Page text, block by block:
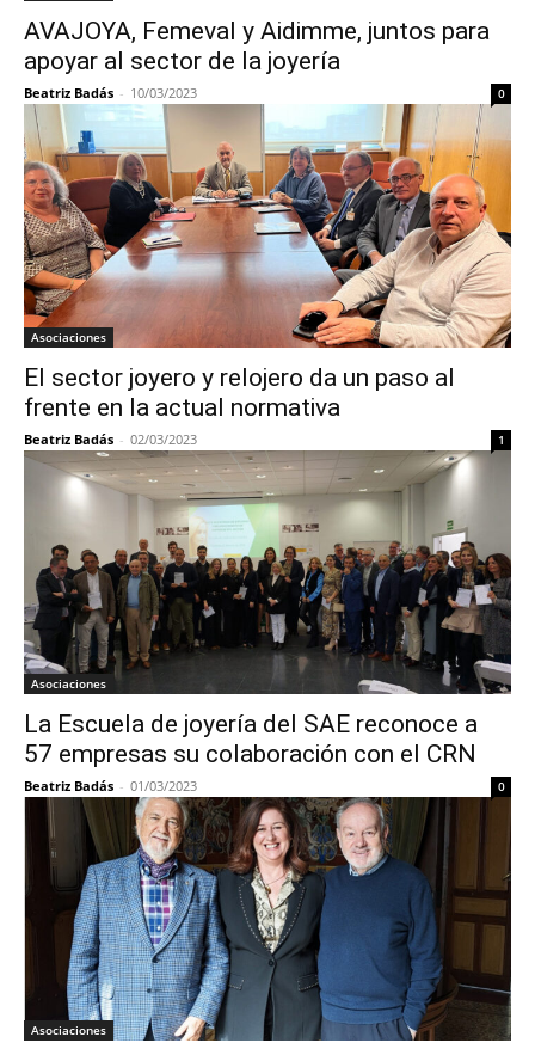
AVAJOYA, Femeval y Aidimme, juntos para
apoyar al sector de la joyería
Beatriz Badás - 10/03/2023 0
Asociaciones
El sector joyero y relojero da un paso al
frente en la actual normativa
Beatriz Badás - 02/03/2023 1
Asociaciones
La Escuela de joyería del SAE reconoce a
57 empresas su colaboración con el CRN
Beatriz Badás - 01/03/2023 0
Asociaciones